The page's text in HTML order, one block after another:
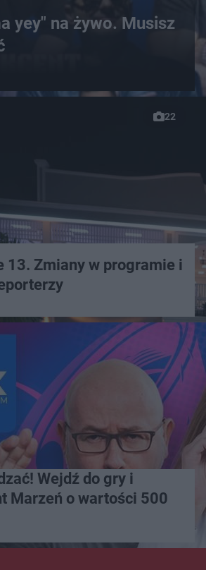
yey" na żywo. Musisz
22
13. Zmiany w programie i
Wejdź do gry i
Marzeń o wartości 500